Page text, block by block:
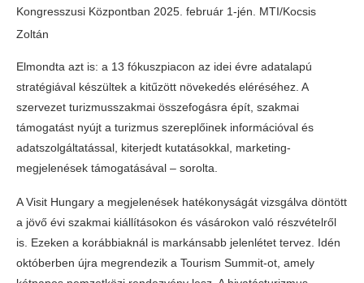
Kongresszusi Központban 2025. február 1-jén. MTI/Kocsis
Zoltán
Elmondta azt is: a 13 fókuszpiacon az idei évre adatalapú
stratégiával készültek a kitűzött növekedés eléréséhez. A
szervezet turizmusszakmai összefogásra épít, szakmai
támogatást nyújt a turizmus szereplőinek információval és
adatszolgáltatással, kiterjedt kutatásokkal, marketing-
megjelenések támogatásával – sorolta.
A Visit Hungary a megjelenések hatékonyságát vizsgálva döntött
a jövő évi szakmai kiállításokon és vásárokon való részvételről
is. Ezeken a korábbiaknál is markánsabb jelenlétet tervez. Idén
októberben újra megrendezik a Tourism Summit-ot, amely